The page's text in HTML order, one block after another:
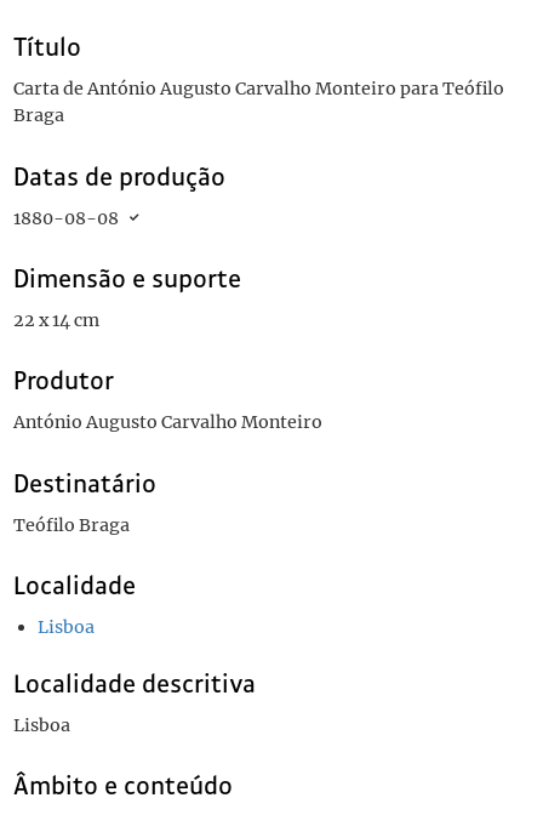
Título
Carta de António Augusto Carvalho Monteiro para Teófilo
Braga
Datas de produção
1880-08-08
Dimensão e suporte
22 x 14 cm
Produtor
António Augusto Carvalho Monteiro
Destinatário
Teófilo Braga
Localidade
Lisboa
Localidade descritiva
Lisboa
Âmbito e conteúdo